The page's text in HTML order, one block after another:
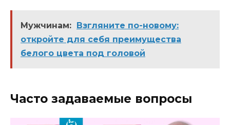
Мужчинам: Взгляните по-новому:
откройте для себя преимущества
белого цвета под головой
Часто задаваемые вопросы